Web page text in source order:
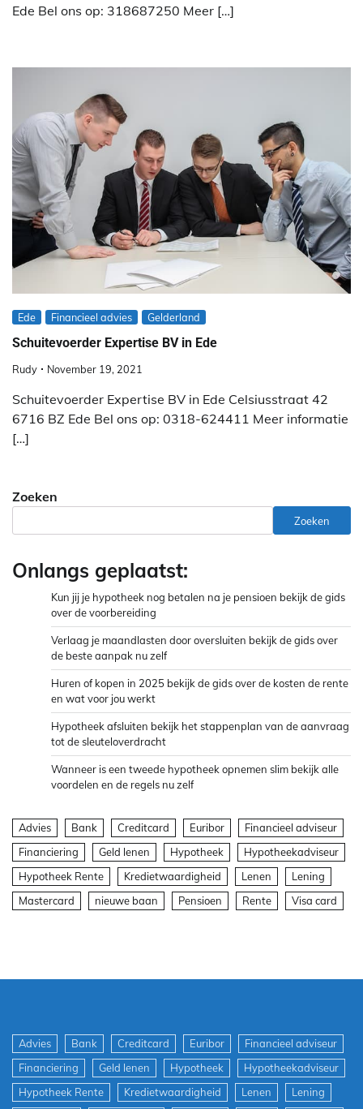
Ede Bel ons op: 318687250 Meer […]
Ede Financieel advies Gelderland
Schuitevoerder Expertise BV in Ede
Rudy November 19, 2021
Schuitevoerder Expertise BV in Ede Celsiusstraat 42
6716 BZ Ede Bel ons op: 0318-624411 Meer informatie
[…]
Zoeken
Zoeken
Onlangs geplaatst:
Kun jij je hypotheek nog betalen na je pensioen bekijk de gids
over de voorbereiding
Verlaag je maandlasten door oversluiten bekijk de gids over
de beste aanpak nu zelf
Huren of kopen in 2025 bekijk de gids over de kosten de rente
en wat voor jou werkt
Hypotheek afsluiten bekijk het stappenplan van de aanvraag
tot de sleuteloverdracht
Wanneer is een tweede hypotheek opnemen slim bekijk alle
voordelen en de regels nu zelf
Advies Bank Creditcard Euribor
Financieel adviseur
Financiering
Geld lenen Hypotheek
Hypotheekadviseur
Hypotheek Rente
Kredietwaardigheid Lenen
Lening
Mastercard
nieuwe baan Pensioen Rente Visa card
Advies Bank Creditcard Euribor
Financieel adviseur
Financiering
Geld lenen Hypotheek
Hypotheekadviseur
Hypotheek Rente
Kredietwaardigheid Lenen
Lening